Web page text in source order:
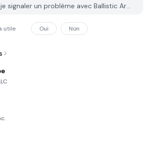
Comment puis-je signaler un problème avec Ballistic Armada: Warships sur PGYER APK HUB?
utile Oui Non